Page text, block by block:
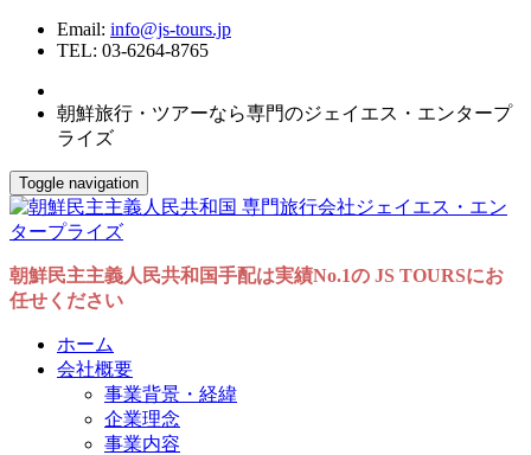
Email: info@js-tours.jp
TEL: 03-6264-8765
朝鮮旅行・ツアーなら専門のジェイエス・エンタープ
ライズ
Toggle navigation
朝鮮民主主義人民共和国手配は実績No.1の JS TOURSにお
任せください
ホーム
会社概要
事業背景・経緯
企業理念
事業内容